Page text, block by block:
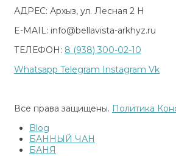
АДРЕС: Архыз, ул. Лесная 2 Н
E-MAIL: info@bellavista-arkhyz.ru
ТЕЛЕФОН: 8 (938) 300-02-10
Whatsapp Telegram Instagram Vk
Все права защищены. Политика
Blog
БАННЫЙ ЧАН
БАНЯ